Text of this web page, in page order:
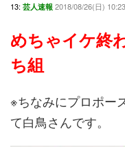
13: 芸人速報 2018/08/26(日)
めちゃイケ終
ち組
※ちなみにプロポー
て白鳥さんです。